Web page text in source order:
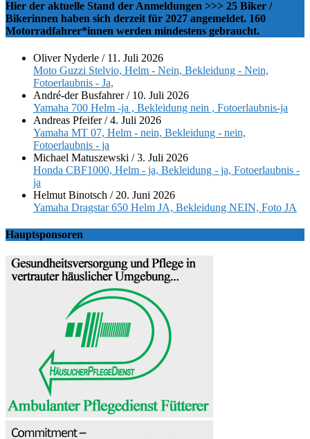
Hier der aktuelle Stand der Anmeldungen >>> 25 Biker /
Bikerinnen haben sich derzeit für 2027 angemeldet. 160
Motorradfahrer*innen werden mindestens gebraucht.
Oliver Nyderle / 11. Juli 2026
Moto Guzzi Stelvio, Helm - Nein, Bekleidung - Nein,
Fotoerlaubnis - Ja,
André-der Busfahrer/ 10. Juli 2026
Yamaha 700 Helm -ja , Bekleidung nein , Fotoerlaubnis-ja
Andreas Pfeifer/4. Juli 2026
Yamaha MT 07, Helm - nein, Bekleidung - nein,
Fotoerlaubnis - ja
Michael Matuszewski /3. Juli 2026
Honda CBF1000, Helm - ja, Bekleidung - ja, Fotoerlaubnis -
ja
Helmut Binotsch / 20. Juni 2026
Yamaha Dragstar 650 Helm JA, Bekleidung NEIN, Foto JA
Hauptsponsoren